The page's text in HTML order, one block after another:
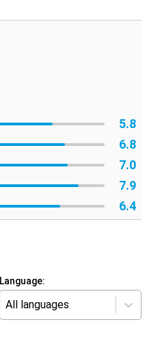
5.8
6.8
7.0
7.9
6.4
Language:
All languages